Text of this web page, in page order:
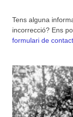
Tens alguna
incorrecció? Ens
formulari de